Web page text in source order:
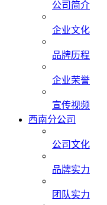
公司简介
企业文化
品牌历程
企业荣誉
宣传视频
西南分公司
公司文化
品牌实力
团队实力